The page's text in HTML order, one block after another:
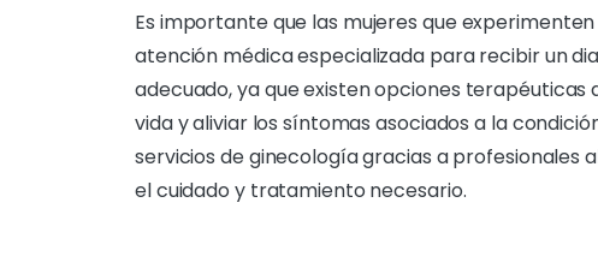
Es importante que las mujeres que
atención médica especializada para recibir un
adecuado, ya que existen opciones
vida y aliviar los síntomas asociados a la
servicios de ginecología gracias a
el cuidado y tratamiento necesario.